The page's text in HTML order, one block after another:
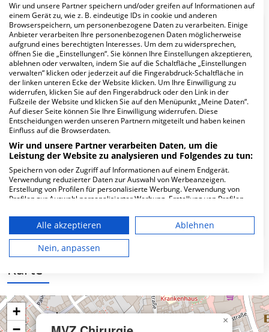
FAQ
Hier ﬁnden Sie häuﬁg gestellte Fragen zu dieser Klinik.
Wie lautet die Adresse von MVZ Chirurgie
Aachen GmbH Zweigstelle Gastroenterologie?
Kuckhoffstr. 2
52064 Aachen
Wie ist die Telefonnummer von MVZ Chirurgie
Karte
×
+
Wir und unsere Partner speichern und/oder greifen auf Informationen auf
einem Gerät zu, wie z. B. eindeutige IDs in cookie und anderen
Browserspeichern, um personenbezogene Daten zu verarbeiten. Einige
Anbieter verarbeiten Ihre personenbezogenen Daten möglicherweise
aufgrund eines berechtigten Interesses. Um dem zu widersprechen,
öffnen Sie die „Einstellungen“. Sie können Ihre Einstellungen akzeptieren,
ablehnen oder verwalten, indem Sie auf die Schaltfläche „Einstellungen
verwalten“ klicken oder jederzeit auf die Fingerabdruck-Schaltfläche in
der linken unteren Ecke der Website klicken. Um Ihre Einwilligung zu
widerrufen, klicken Sie auf den Fingerabdruck oder den Link in der
Fußzeile der Website und klicken Sie auf den Menüpunkt „Meine Daten“.
Auf dieser Seite können Sie Ihre Einwilligung widerrufen. Diese
Entscheidungen werden unseren Partnern mitgeteilt und haben keinen
Einfluss auf die Browserdaten.
Wir und unsere Partner verarbeiten Daten, um die
Leistung der Website zu analysieren und Folgendes zu tun:
Speichern von oder Zugriff auf Informationen auf einem Endgerät.
Verwendung reduzierter Daten zur Auswahl von Werbeanzeigen.
Erstellung von Profilen für personalisierte Werbung. Verwendung von
Profilen zur Auswahl personalisierter Werbung. Erstellung von Profilen
personalisierter Inhalte. Messung der Werbeleistung. Messung der
Performance von Inhalten. Analyse von Zielgruppen durch Statistiken
oder Kombinationen von Daten aus verschiedenen Quellen. Entwicklung
und Verbesserung der Angebote. Verwendung reduzierter Daten zur
Auswahl von Inhalten.
die USA gesendet werden.
Website/App.
Partnerliste anzeigen (1 IAB-Anbieter)
Wir nutzen Ihre Daten für folgende Zwecke:
Alle akzeptieren
Ablehnen
Nein, anpassen